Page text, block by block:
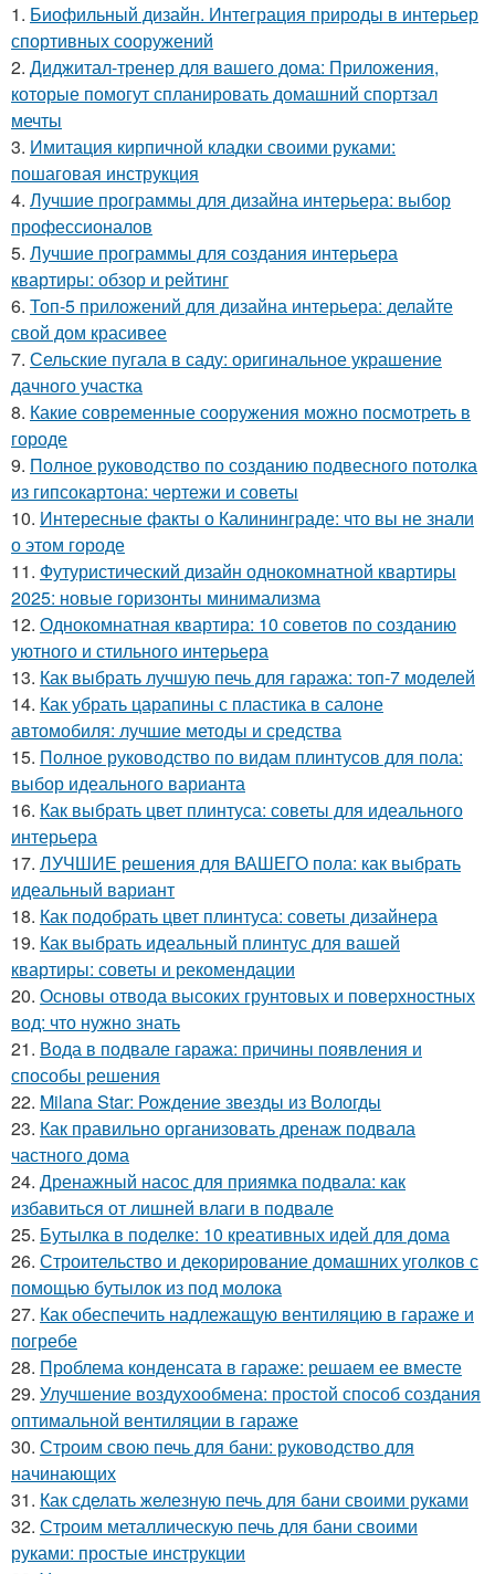
1. Биофильный дизайн. Интеграция природы в интерьер
спортивных сооружений
2. Диджитал-тренер для вашего дома: Приложения,
которые помогут спланировать домашний спортзал
мечты
3. Имитация кирпичной кладки своими руками:
пошаговая инструкция
4. Лучшие программы для дизайна интерьера: выбор
профессионалов
5. Лучшие программы для создания интерьера
квартиры: обзор и рейтинг
6. Топ-5 приложений для дизайна интерьера: делайте
свой дом красивее
7. Сельские пугала в саду: оригинальное украшение
дачного участка
8. Какие современные сооружения можно посмотреть в
городе
9. Полное руководство по созданию подвесного потолка
из гипсокартона: чертежи и советы
10. Интересные факты о Калининграде: что вы не знали
о этом городе
11. Футуристический дизайн однокомнатной квартиры
2025: новые горизонты минимализма
12. Однокомнатная квартира: 10 советов по созданию
уютного и стильного интерьера
13. Как выбрать лучшую печь для гаража: топ-7 моделей
14. Как убрать царапины с пластика в салоне
автомобиля: лучшие методы и средства
15. Полное руководство по видам плинтусов для пола:
выбор идеального варианта
16. Как выбрать цвет плинтуса: советы для идеального
интерьера
17. ЛУЧШИЕ решения для ВАШЕГО пола: как выбрать
идеальный вариант
18. Как подобрать цвет плинтуса: советы дизайнера
19. Как выбрать идеальный плинтус для вашей
квартиры: советы и рекомендации
20. Основы отвода высоких грунтовых и поверхностных
вод: что нужно знать
21. Вода в подвале гаража: причины появления и
способы решения
22. Milana Star: Рождение звезды из Вологды
23. Как правильно организовать дренаж подвала
частного дома
24. Дренажный насос для приямка подвала: как
избавиться от лишней влаги в подвале
25. Бутылка в поделке: 10 креативных идей для дома
26. Строительство и декорирование домашних уголков с
помощью бутылок из под молока
27. Как обеспечить надлежащую вентиляцию в гараже и
погребе
28. Проблема конденсата в гараже: решаем ее вместе
29. Улучшение воздухообмена: простой способ создания
оптимальной вентиляции в гараже
30. Строим свою печь для бани: руководство для
начинающих
31. Как сделать железную печь для бани своими руками
32. Строим металлическую печь для бани своими
руками: простые инструкции